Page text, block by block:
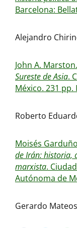
Barcelona:
Alejandro
John A.
Sureste de Asia.
México. 231 pp.
Roberto
Moisés
de Irán: historia,
marxista.
Autónoma de
Gerardo